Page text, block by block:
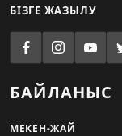
БІЗГЕ ЖАЗЫЛУ
БАЙЛАНЫС
МЕКЕН-ЖАЙ